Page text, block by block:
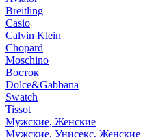
Breitling
Casio
Calvin Klein
Chopard
Moschino
Восток
Dolce&Gabbana
Swatch
Tissot
Мужские, Женские
Мужские, Унисекс, Женские